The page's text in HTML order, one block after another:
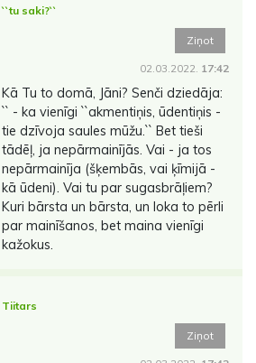
``tu saki?``
Ziņot
02.03.2022. 17:42
Kā Tu to domā, Jāni? Senči dziedāja:
`` - ka vienīgi ``akmentiņis, ūdentiņis -
tie dzīvoja saules mūžu.`` Bet tieši
tādēļ, ja nepārmainījās. Vai - ja tos
nepārmainīja (šķembās, vai ķīmijā -
kā ūdeni). Vai tu par sugasbrāļiem?
Kuri bārsta un bārsta, un loka to pērli
par mainīšanos, bet maina vienīgi
kažokus.
Tiitars
Ziņot